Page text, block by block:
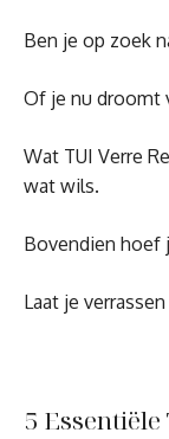
Ben je op zoek
Of je nu droomt
Wat TUI Verre
wat wils.
Bovendien hoef
Laat je
5